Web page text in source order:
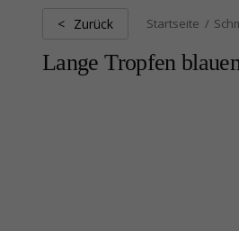
< Zurück Startseite
Lange Tropfen